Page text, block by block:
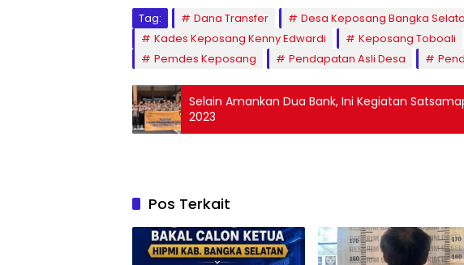
Tag: Dana Transfer
Desa Keposang Bangka
Kades Keposang Kenny Edwardi
Keposang Toboali
Pemdes Keposang
Pendapatan Asli Desa
Selain Amankan Dua Bank, Ini Kegiatan
2023
Pos Terkait